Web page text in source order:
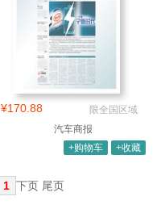
¥170.88
限全国区域
汽车商报
+购物车
+收藏
1 下页 尾页